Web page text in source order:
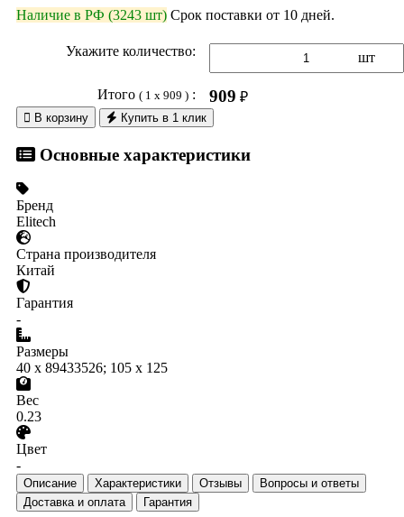
Наличие в РФ (3243 шт) Срок поставки от 10 дней.
Укажите количество: шт
Итого ( 1 x 909 ): 909 ₽
 В корзину Купить в 1 клик
Основные характеристики
Бренд
Elitech
Страна производителя
Китай
Гарантия
-
Размеры
40 x 89433526; 105 x 125
Вес
0.23
Цвет
-
Описание Характеристики Отзывы
Вопросы и ответы
Доставка и оплата
Гарантия